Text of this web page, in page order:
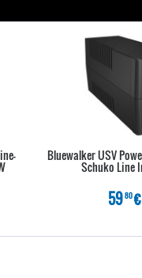
Bluewalker USV
Schuko Line
5980€